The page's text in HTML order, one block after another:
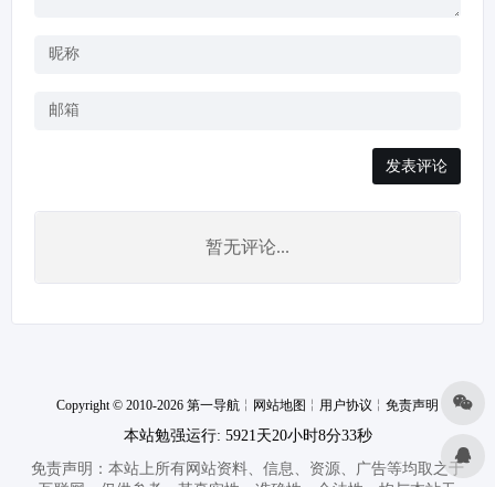
发表评论
暂无评论...
Copyright © 2010-2026 第一导航 ╎ 网站地图 ╎ 用户协议 ╎ 免责声明
本站勉强运行: 5921天20小时8分33秒
免责声明：本站上所有网站资料、信息、资源、广告等均取之于